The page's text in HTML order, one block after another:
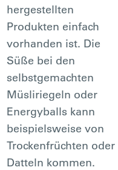
hergestellten
Produkten einfach
vorhanden ist. Die
Süße bei den
selbstgemachten
Müsliriegeln oder
Energyballs kann
beispielsweise von
Trockenfrüchten oder
Datteln kommen.